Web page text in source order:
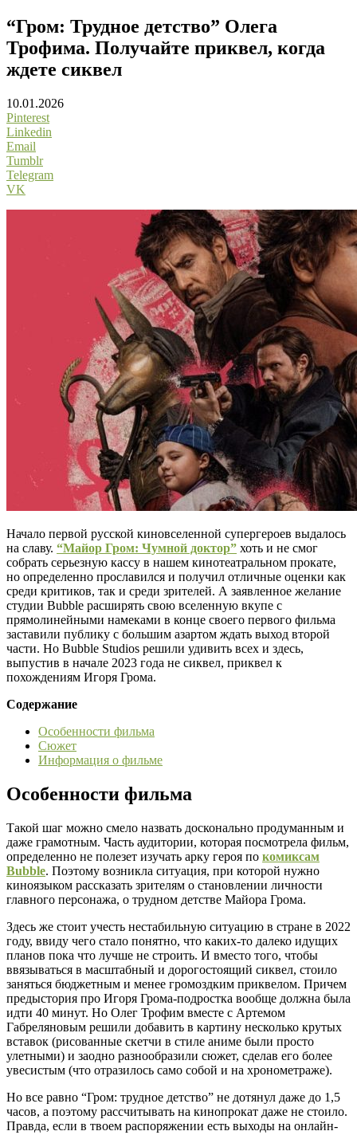
“Гром: Трудное детство” Олега
Трофима. Получайте приквел, когда
ждете сиквел
10.01.2026
Pinterest
Linkedin
Email
Tumblr
Telegram
VK
Начало первой русской киновселенной супергероев выдалось
на славу. “Майор Гром: Чумной доктор” хоть и не смог
собрать серьезную кассу в нашем кинотеатральном прокате,
но определенно прославился и получил отличные оценки как
среди критиков, так и среди зрителей. А заявленное желание
студии Bubble расширять свою вселенную вкупе с
прямолинейными намеками в конце своего первого фильма
заставили публику с большим азартом ждать выход второй
части. Но Bubble Studios решили удивить всех и здесь,
выпустив в начале 2023 года не сиквел, приквел к
похождениям Игоря Грома.
Содержание
Особенности фильма
Сюжет
Информация о фильме
Особенности фильма
Такой шаг можно смело назвать досконально продуманным и
даже грамотным. Часть аудитории, которая посмотрела фильм,
определенно не полезет изучать арку героя по комиксам
Bubble. Поэтому возникла ситуация, при которой нужно
киноязыком рассказать зрителям о становлении личности
главного персонажа, о трудном детстве Майора Грома.
Здесь же стоит учесть нестабильную ситуацию в стране в 2022
году, ввиду чего стало понятно, что каких-то далеко идущих
планов пока что лучше не строить. И вместо того, чтобы
ввязываться в масштабный и дорогостоящий сиквел, стоило
заняться бюджетным и менее громоздким приквелом. Причем
предыстория про Игоря Грома-подростка вообще должна была
идти 40 минут. Но Олег Трофим вместе с Артемом
Габреляновым решили добавить в картину несколько крутых
вставок (рисованные скетчи в стиле аниме были просто
улетными) и заодно разнообразили сюжет, сделав его более
увесистым (что отразилось само собой и на хронометраже).
Но все равно “Гром: трудное детство” не дотянул даже до 1,5
часов, а поэтому рассчитывать на кинопрокат даже не стоило.
Правда, если в твоем распоряжении есть выходы на онлайн-